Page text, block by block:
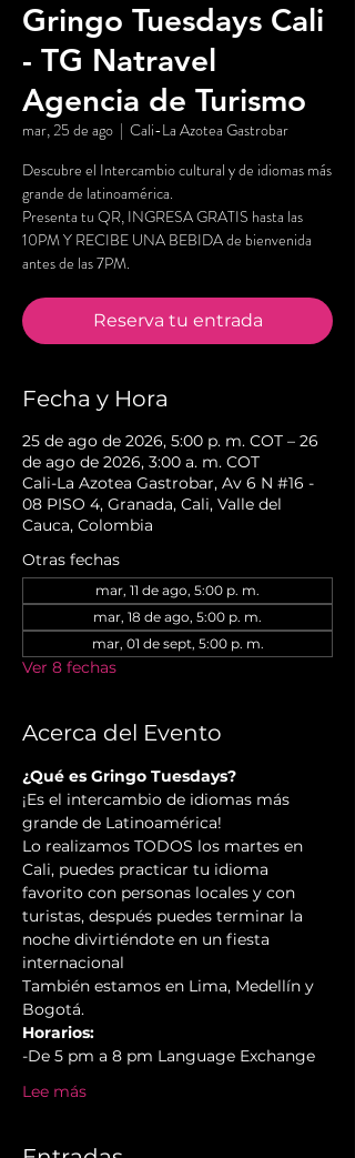
Gringo Tuesdays Cali
- TG Natravel
Agencia de Turismo
mar, 25 de ago
  |
Cali-La Azotea Gastrobar
Descubre el Intercambio cultural y de idiomas más
grande de latinoamérica.
Presenta tu QR, INGRESA GRATIS hasta las
10PM Y RECIBE UNA BEBIDA de bienvenida
antes de las 7PM.
Reserva tu entrada
Fecha y Hora
25 de ago de 2026, 5:00 p. m. COT – 26
de ago de 2026, 3:00 a. m. COT
Cali-La Azotea Gastrobar, Av 6 N #16 -
08 PISO 4, Granada, Cali, Valle del
Cauca, Colombia
Otras fechas
mar, 11 de ago, 5:00 p. m.
mar, 18 de ago, 5:00 p. m.
mar, 01 de sept, 5:00 p. m.
Ver 8 fechas
Acerca del Evento
¿Qué es Gringo Tuesdays?
¡Es el intercambio de idiomas más
grande de Latinoamérica!
Lo realizamos TODOS los martes en
Cali, puedes practicar tu idioma
favorito con personas locales y con
turistas, después puedes terminar la
noche divirtiéndote en un fiesta
internacional
También estamos en Lima, Medellín y
Bogotá.
Horarios:
-De 5 pm a 8 pm Language Exchange
Lee más